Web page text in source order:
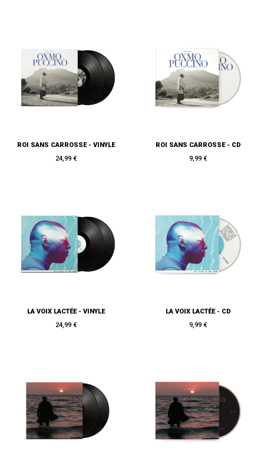
ROI SANS CARROSSE - VINYLE
24,99 €
ROI SANS CARROSSE - CD
9,99 €
LA VOIX LACTÉE - VINYLE
24,99 €
LA VOIX LACTÉE - CD
9,99 €